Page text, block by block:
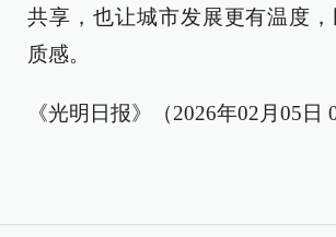
共享，也让城市发展更有温度
质感。
《光明日报》（2026年02月05日